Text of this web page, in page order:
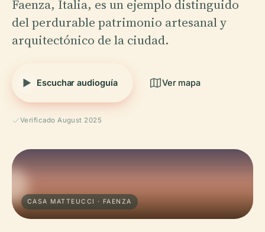
Faenza, Italia, es un ejemplo distinguido
del perdurable patrimonio artesanal y
arquitectónico de la ciudad.
Escuchar audioguía Ver mapa
Verificado August 2025
CASA MATTEUCCI · FAENZA